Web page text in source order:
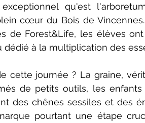
qu'est
cœur du Bois de
de Forest&Life, les élèves
dédié à la multiplication des
cette journée ? La graine,
de petits outils, les
des chênes sessiles et des
pourtant une étape